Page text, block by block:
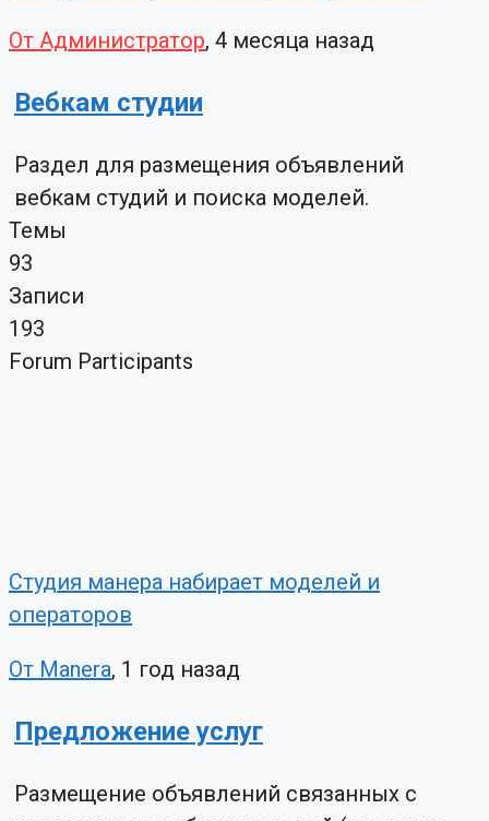
От Администратор, 4 месяца назад
Вебкам студии
Раздел для размещения объявлений
вебкам студий и поиска моделей.
Темы
93
Записи
193
Forum Participants
Студия манера набирает моделей и
операторов
От Manera, 1 год назад
Предложение услуг
Размещение объявлений связанных с